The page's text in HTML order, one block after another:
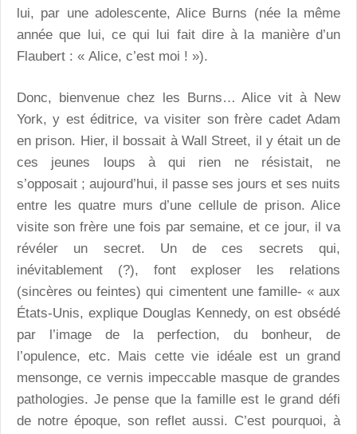
lui, par une adolescente, Alice Burns (née la même
année que lui, ce qui lui fait dire à la manière d’un
Flaubert : « Alice, c’est moi ! »).
Donc, bienvenue chez les Burns… Alice vit à New
York, y est éditrice, va visiter son frère cadet Adam
en prison. Hier, il bossait à Wall Street, il y était un de
ces jeunes loups à qui rien ne résistait, ne
s’opposait ; aujourd’hui, il passe ses jours et ses nuits
entre les quatre murs d’une cellule de prison. Alice
visite son frère une fois par semaine, et ce jour, il va
révéler un secret. Un de ces secrets qui,
inévitablement (?), font exploser les relations
(sincères ou feintes) qui cimentent une famille- « aux
États-Unis, explique Douglas Kennedy, on est obsédé
par l’image de la perfection, du bonheur, de
l’opulence, etc. Mais cette vie idéale est un grand
mensonge, ce vernis impeccable masque de grandes
pathologies. Je pense que la famille est le grand défi
de notre époque, son reflet aussi. C’est pourquoi, à